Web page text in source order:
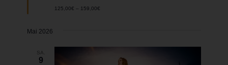
125,00€ – 159,00€
Mai 2026
SA.
9